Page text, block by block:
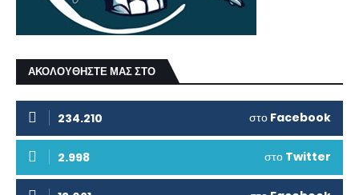
ΑΚΟΛΟΥΘΗΣΤΕ ΜΑΣ ΣΤΟ
234.210 στο Facebook
2.998 στο Twitter